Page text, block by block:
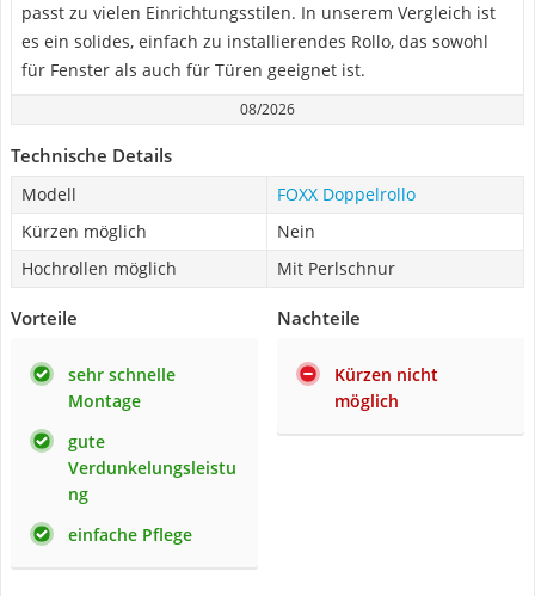
passt zu vielen Einrichtungsstilen. In unserem Vergleich ist
es ein solides, einfach zu installierendes Rollo, das sowohl
für Fenster als auch für Türen geeignet ist.
08/2026
Technische Details
Modell
FOXX Doppelrollo
Kürzen möglich
Nein
Hochrollen möglich
Mit Perlschnur
Vorteile
sehr schnelle
Montage
gute
Verdunkelungsleistu
ng
einfache Pflege
Nachteile
Kürzen nicht
möglich